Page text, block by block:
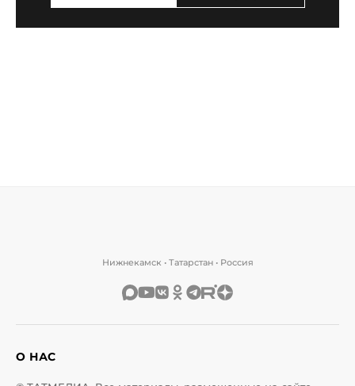
Нижнекамск • Татарстан • Россия
О НАС